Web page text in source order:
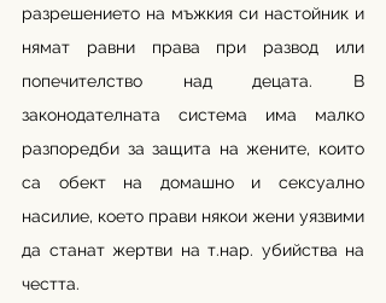
разрешението на мъжкия си настойник и
нямат равни права при развод или
попечителство над децата. В
законодателната система има малко
разпоредби за защита на жените, които
са обект на домашно и сексуално
насилие, което прави някои жени уязвими
да станат жертви на т.нар. убийства на
честта.